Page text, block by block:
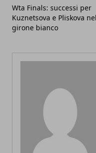
Wta Finals: successi per
Kuznetsova e Pliskova nel
girone bianco